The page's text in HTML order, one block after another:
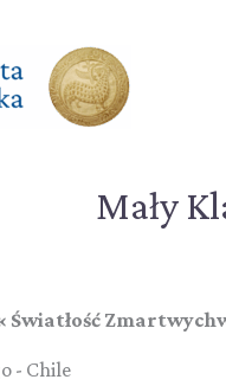
Mały
Światłość
- Chile